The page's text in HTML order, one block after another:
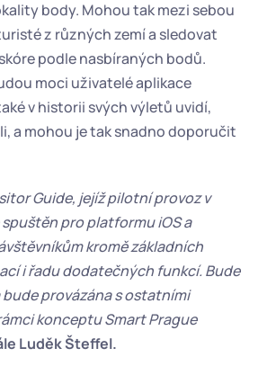
body. Mohou tak mezi sebou
z různých zemí a sledovat
podle nasbíraných bodů.
moci uživatelé aplikace
v historii svých výletů uvidí,
a mohou je tak snadno doporučit
Guide, jejíž pilotní provoz v
pro platformu iOS a
kromě základních
i řadu dodatečných funkcí. Bude
bude provázána s ostatními
konceptu Smart Prague
Luděk Šteffel.